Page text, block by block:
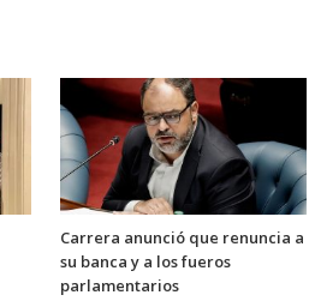
Carrera anunció que renuncia a
su banca y a los fueros
parlamentarios